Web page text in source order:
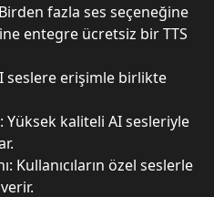
fazla ses seçeneğine
entegre ücretsiz bir TTS
seslere erişimle birlikte
kaliteli AI sesleriyle
Kullanıcıların özel seslerle